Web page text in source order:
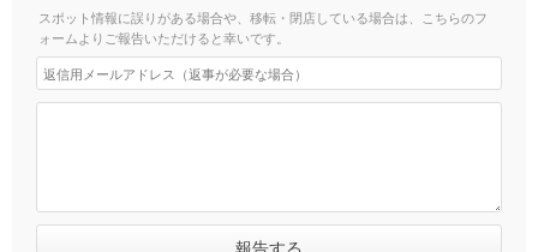
スポット情報に誤りがある場合や、移転・閉店している場合は、こちらのフ
ォームよりご報告いただけると幸いです。